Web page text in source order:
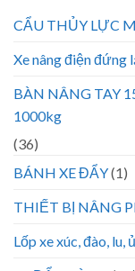
CẨU THỦY LỰC
Xe nâng điện đứng
BÀN NÂNG TAY
1000kg
(36)
BÁNH XE ĐẨY(1)
THIẾT BỊ NÂNG
Lốp xe xúc, đào, lu,